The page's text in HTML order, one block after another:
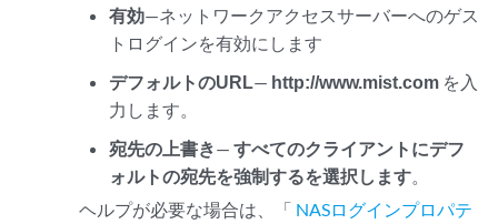
有効—ネットワークアクセスサーバーへのゲス
トログインを有効にします
デフォルトのURL— http://www.mist.com を入
力します。
宛先の上書き—すべてのクライアントにデフ
ォルトの宛先を強制するを選択します。
ヘルプが必要な場合は、「 NASログインプロパテ